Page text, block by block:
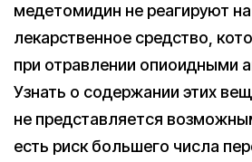
медетомидин не реагируют
лекарственное средство,
при отравлении опиоидными
Узнать о содержании этих
не представляется
есть риск большего числа